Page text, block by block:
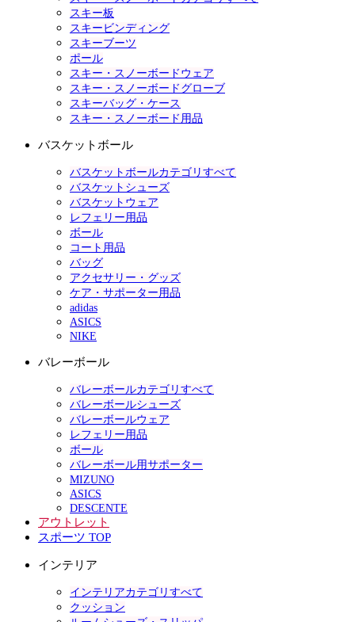
スキー板
スキービンディング
スキーブーツ
ポール
スキー・スノーボードウェア
スキー・スノーボードグローブ
スキーバッグ・ケース
スキー・スノーボード用品
バスケットボール
バスケットボールカテゴリすべて
バスケットシューズ
バスケットウェア
レフェリー用品
ボール
コート用品
バッグ
アクセサリー・グッズ
ケア・サポーター用品
adidas
ASICS
NIKE
バレーボール
バレーボールカテゴリすべて
バレーボールシューズ
バレーボールウェア
レフェリー用品
ボール
バレーボール用サポーター
MIZUNO
ASICS
DESCENTE
アウトレット
スポーツ TOP
インテリア
インテリアカテゴリすべて
クッション